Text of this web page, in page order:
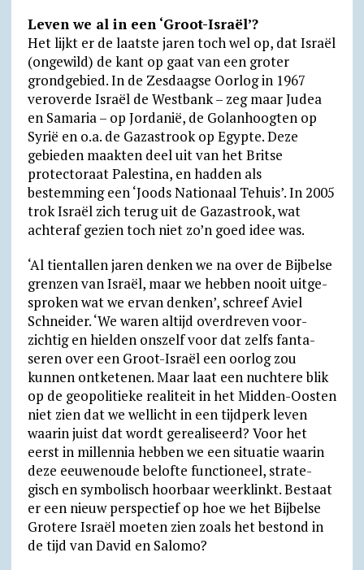
Leven we al in een ‘Groot-Israël’?
Het lijkt er de laatste jaren toch wel op, dat Israël
(onge­wild) de kant op gaat van een groter
grondgebied. In de Zesdaagse Oorlog in 1967
veroverde Israël de West­bank – zeg maar Judea
en Samaria – op Jordanië, de Golan­hoogten op
Syrië en o.a. de Gaza­strook op Egypte. Deze
gebie­den maakten deel uit van het Britse
protectoraat Palestina, en hadden als
bestemming een ‘Joods Nationaal Tehuis’. In 2005
trok Israël zich terug uit de Gazastrook, wat
achteraf gezien toch niet zo’n goed idee was.
‘Al tientallen jaren denken we na over de Bijbelse
grenzen van Israël, maar we hebben nooit uitge­
sproken wat we ervan denken’, schreef Aviel
Schneider. ‘We waren altijd over­dreven voor­
zichtig en hielden onszelf voor dat zelfs fanta­
seren over een Groot-Israël een oorlog zou
kunnen ontke­te­nen. Maar laat een nuchtere blik
op de geo­poli­tieke realiteit in het Midden-Oosten
niet zien dat we wellicht in een tijdperk leven
waarin juist dat wordt gerealiseerd? Voor het
eerst in millennia hebben we een situatie waarin
deze eeuwen­oude belofte functio­neel, stra­te­
gisch en sym­bo­lisch hoor­baar weer­klinkt. Bestaat
er een nieuw perspectief op hoe we het Bijbelse
Grotere Israël moeten zien zoals het bestond in
de tijd van David en Salomo?